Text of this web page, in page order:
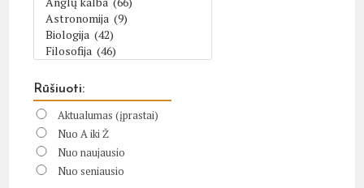
Rūšiuoti:
Aktualumas (įprastai)
Nuo A iki Ž
Nuo naujausio
Nuo seniausio